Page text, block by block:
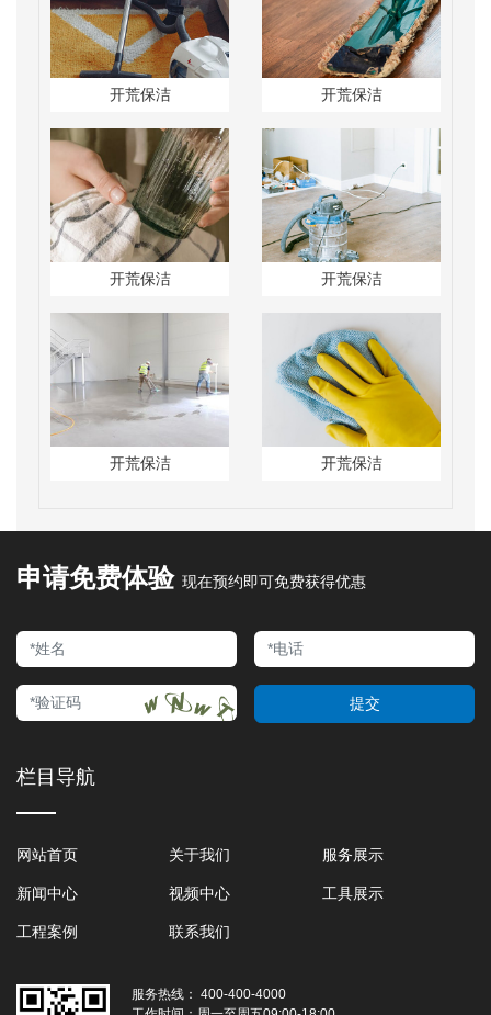
开荒保洁 开荒保洁
开荒保洁 开荒保洁
开荒保洁 开荒保洁
申请免费体验 现在预约即可免费获得优惠
提交
栏目导航
网站首页 关于我们 服务展示
新闻中心 视频中心 工具展示
工程案例 联系我们
服务热线： 400-400-4000